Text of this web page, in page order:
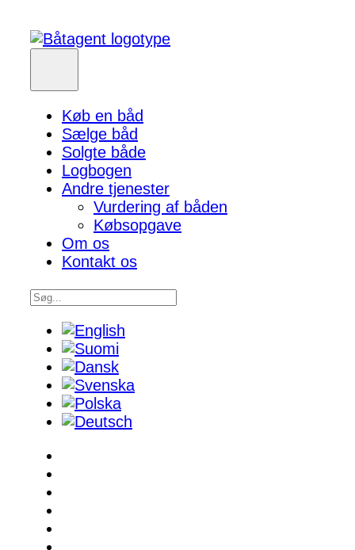
Køb en båd
Sælge båd
Solgte både
Logbogen
Andre tjenester
Vurdering af båden
Købsopgave
Om os
Kontakt os